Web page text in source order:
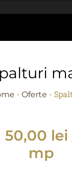
- Oferte -
50,00 lei
mp